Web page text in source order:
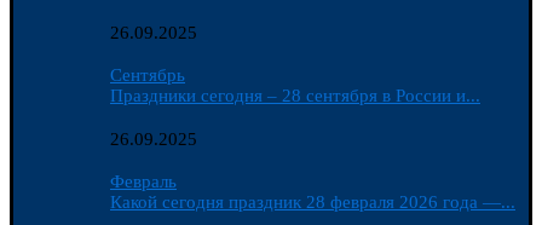
26.09.2025
Сентябрь
Праздники сегодня – 28 сентября в России и...
26.09.2025
Февраль
Какой сегодня праздник 28 февраля 2026 года —...